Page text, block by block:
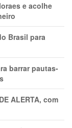
e acolhe
Brasil para
barrar pautas-
ALERTA, com